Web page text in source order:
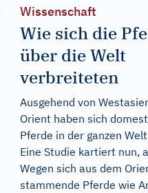
Wissenschaft
Wie sich die
über die Welt
verbreiteten
Ausgehend von
Orient haben sich
Pferde in der ganzen
Eine Studie kartiert nun,
Wegen sich aus dem
stammende Pferde wie